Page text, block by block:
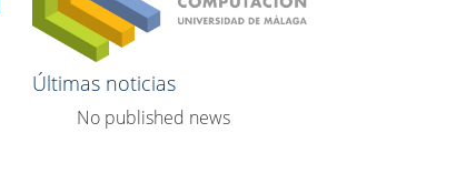
Últimas noticias
No published news